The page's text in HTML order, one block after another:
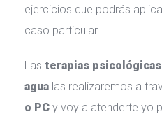
ejercicios que podrás
caso particular.
Las terapias psicológicas
agua las realizaremos a
o PC y voy a atenderte yo